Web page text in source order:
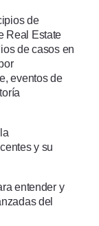
de
Real Estate
de casos en
eventos de
y su
entender y
del